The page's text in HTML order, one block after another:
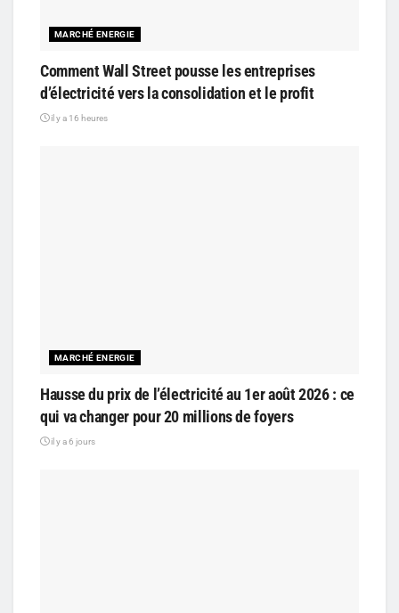
MARCHÉ ENERGIE
Comment Wall Street pousse les entreprises
d’électricité vers la consolidation et le profit
il y a 16 heures
MARCHÉ ENERGIE
Hausse du prix de l’électricité au 1er août 2026 : ce
qui va changer pour 20 millions de foyers
il y a 6 jours